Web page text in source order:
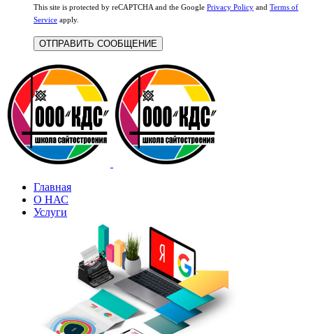
This site is protected by reCAPTCHA and the Google Privacy Policy and Terms of
Service apply.
Главная
О НАС
Услуги